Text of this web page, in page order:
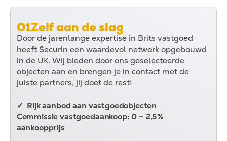
01Zelf aan de slag
Door de jarenlange expertise in Brits vastgoed
heeft Securin een waardevol netwerk opgebouwd
in de UK. Wij bieden door ons geselecteerde
objecten aan en brengen je in contact met de
juiste partners, jij doet de rest!
✓ Rijk aanbod aan vastgoedobjecten
Commissie vastgoedaankoop: 0 – 2,5%
aankoopprijs